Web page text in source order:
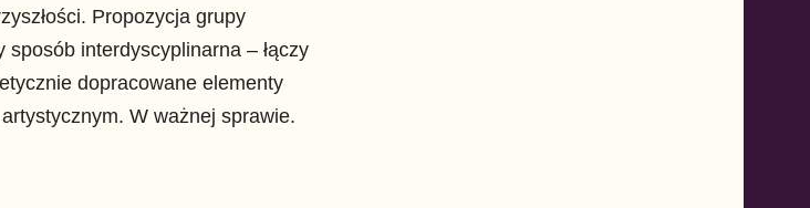
Propozycja grupy
interdyscyplinarna – łączy
dopracowane elementy
W ważnej sprawie.